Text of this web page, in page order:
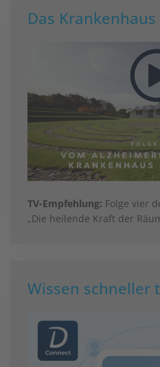
Das
TV-Empfehlung: Folge vier
„Die heilende Kraft der
Wissen schneller